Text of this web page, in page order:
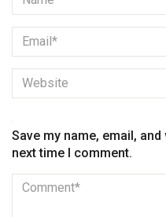
Save my name, email,
next time I comment.